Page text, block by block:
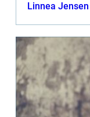
Linnea Jensen